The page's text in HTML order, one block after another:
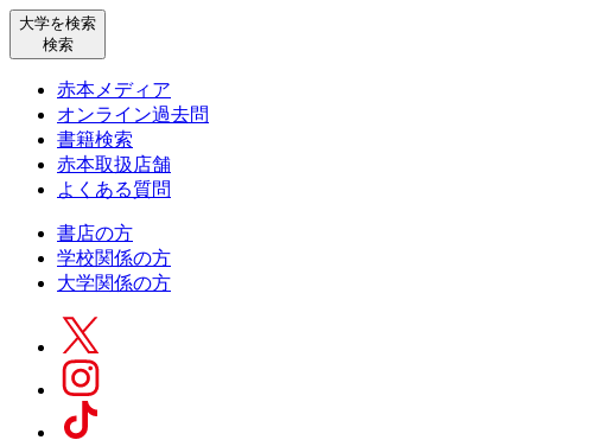
大学を検索
検索
赤本メディア
オンライン過去問
書籍検索
赤本取扱店舗
よくある質問
書店の方
学校関係の方
大学関係の方